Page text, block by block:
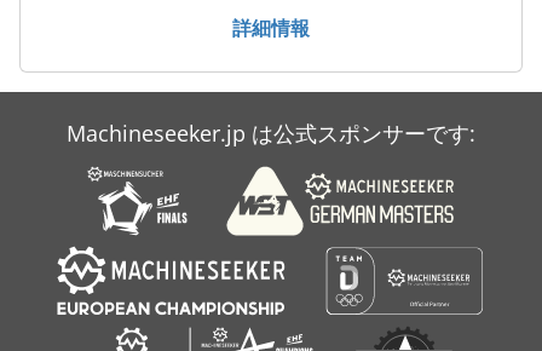
Atlas Copco Xas 186 Dd
Atlas Copco Xas 90
Atlas Copco Zr 110
Atlas Copco Zt 22
詳細情報
Machineseeker.jp は公式スポンサーです: